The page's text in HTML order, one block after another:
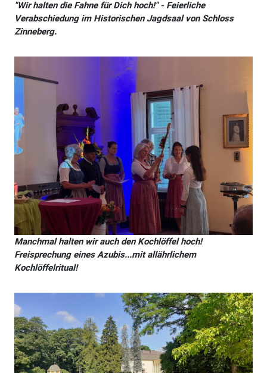
"Wir halten die Fahne für Dich hoch!" - Feierliche
Verabschiedung im Historischen Jagdsaal von Schloss
Zinneberg.
Manchmal halten wir auch den Kochlöffel hoch!
Freisprechung eines Azubis...mit allährlichem
Kochlöffelritual!